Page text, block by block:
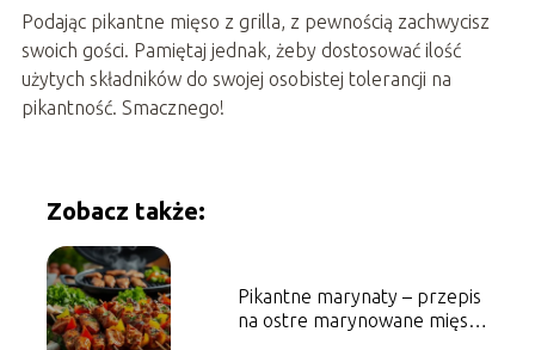
Podając pikantne mięso z grilla, z pewnością zachwycisz
swoich gości. Pamiętaj jednak, żeby dostosować ilość
użytych składników do swojej osobistej tolerancji na
pikantność. Smacznego!
Zobacz także:
Pikantne marynaty – przepis
na ostre marynowane mięsa i